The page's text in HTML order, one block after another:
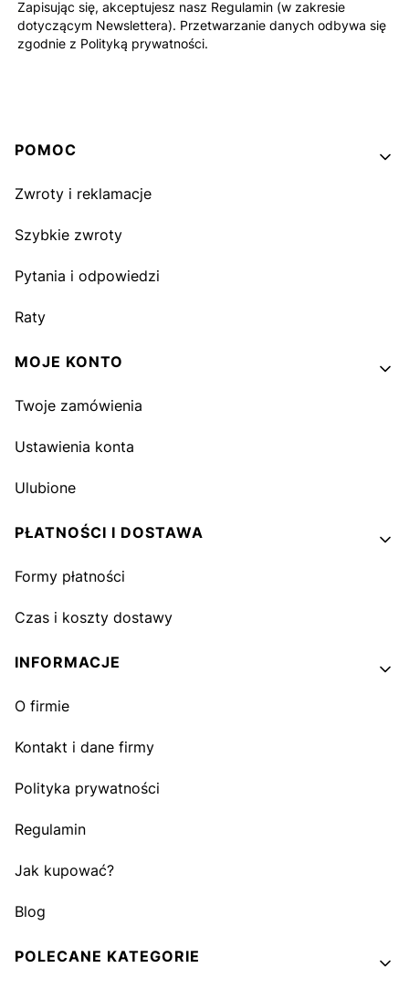
Zapisując się, akceptujesz nasz Regulamin (w zakresie
dotyczącym Newslettera). Przetwarzanie danych odbywa się
zgodnie z Polityką prywatności.
Linki w stopce
POMOC
Zwroty i reklamacje
Szybkie zwroty
Pytania i odpowiedzi
Raty
MOJE KONTO
Twoje zamówienia
Ustawienia konta
Ulubione
PŁATNOŚCI I DOSTAWA
Formy płatności
Czas i koszty dostawy
INFORMACJE
O firmie
Kontakt i dane firmy
Polityka prywatności
Regulamin
Jak kupować?
Blog
POLECANE KATEGORIE